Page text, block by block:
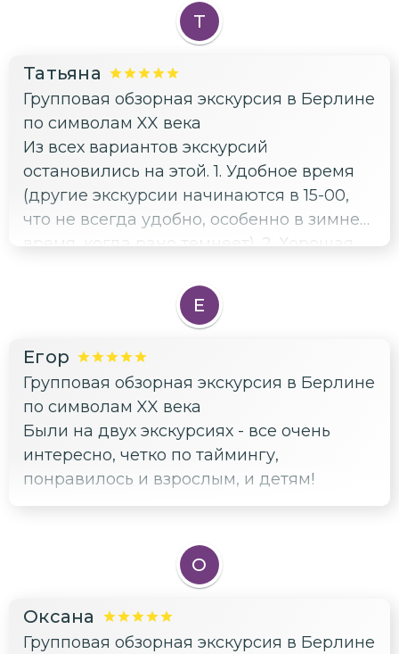
Т
Татьяна
Групповая обзорная экскурсия в Берлине
по символам XX века
Из всех вариантов экскурсий
остановились на этой. 1. Удобное время
(другие экскурсии начинаются в 15-00,
что не всегда удобно, особенно в зимнее
время, когда рано темнеет). 2. Хорошая
экскурсия, как и гид очень понравилась.
Интересно, бодро, по существу. Много
вопросы, дала советы по посещению
Берлина. Очень понравилось. Большое
спасибо!
Е
Егор
Групповая обзорная экскурсия в Берлине
по символам XX века
Были на двух экскурсиях - все очень
интересно, четко по таймингу,
понравилось и взрослым, и детям!
О
Оксана
Групповая обзорная экскурсия в Берлине